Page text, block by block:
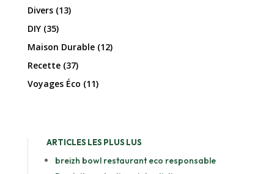
Divers(13)
DIY(35)
Maison Durable(12)
Recette(37)
Voyages Éco (11)
ARTICLES LES PLUS LUS
breizh bowl restaurant eco responsable